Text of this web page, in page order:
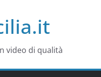
video di qualità